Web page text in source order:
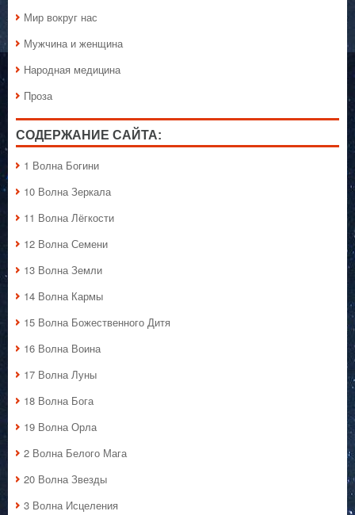
Мир вокруг нас
Мужчина и женщина
Народная медицина
Проза
СОДЕРЖАНИЕ САЙТА:
1 Волна Богини
10 Волна Зеркала
11 Волна Лёгкости
12 Волна Семени
13 Волна Земли
14 Волна Кармы
15 Волна Божественного Дитя
16 Волна Воина
17 Волна Луны
18 Волна Бога
19 Волна Орла
2 Волна Белого Мага
20 Волна Звезды
3 Волна Исцеления